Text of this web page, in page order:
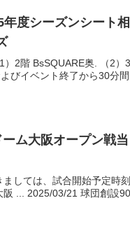
度シーズンシート
2階 BsSQUARE奥. （2）
よびイベント終了から30分
ーム大阪オープン戦
しては、試合開始予定時
阪 ... 2025/03/21 球団創設